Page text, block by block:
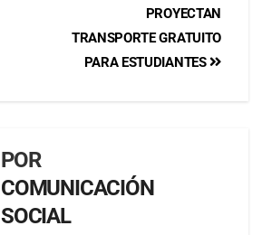
PROYECTAN
TRANSPORTE GRATUITO
PARA ESTUDIANTES
POR
COMUNICACIÓN
SOCIAL